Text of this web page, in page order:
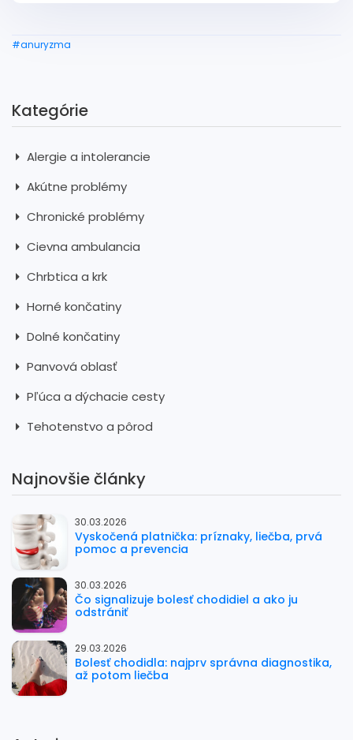
#anuryzma
Kategórie
Alergie a intolerancie
Akútne problémy
Chronické problémy
Cievna ambulancia
Chrbtica a krk
Horné končatiny
Dolné končatiny
Panvová oblasť
Pľúca a dýchacie cesty
Tehotenstvo a pôrod
Najnovšie články
30.03.2026
Vyskočená platnička: príznaky, liečba, prvá
pomoc a prevencia
30.03.2026
Čo signalizuje bolesť chodidiel a ako ju
odstrániť
29.03.2026
Bolesť chodidla: najprv správna diagnostika,
až potom liečba